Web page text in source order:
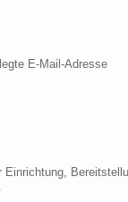
E-Mail-Adresse
Einrichtung,